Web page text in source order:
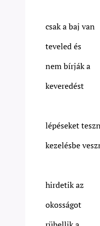
csak a baj van
teveled és
nem bírják a
keveredést
lépéseket
kezelésbe
hirdetik az
okosságot